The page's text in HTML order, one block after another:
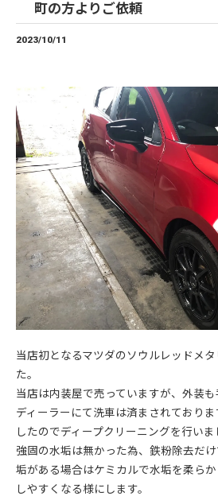
町の方よりご依頼
2023/10/11
当店初となるマツダのソウルレッドメ
た。
当店は内装屋で売っていますが、外装も
ディーラーにて洗車は済まされており
したのでディープクリーニングを行いま
強固の水垢は無かった為、鉄粉除去だ
垢がある場合はケミカルで水垢を柔ら
しやすくなる様にします。